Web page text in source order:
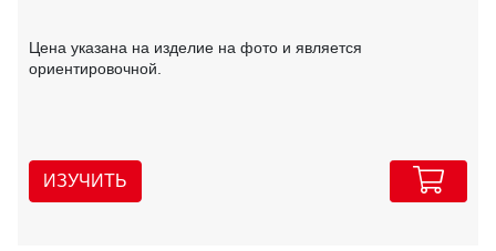
Цена указана на изделие на фото и является
ориентировочной.
ИЗУЧИТЬ